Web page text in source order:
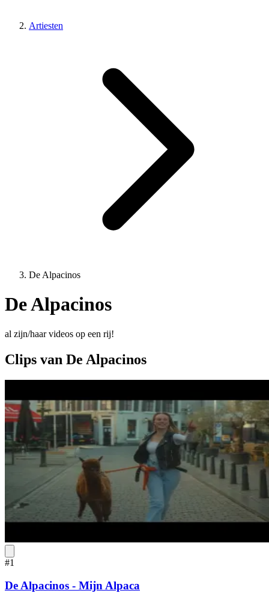
Artiesten
De Alpacinos
De Alpacinos
al zijn/haar videos op een rij!
Clips van De Alpacinos
#1
De Alpacinos - Mijn Alpaca